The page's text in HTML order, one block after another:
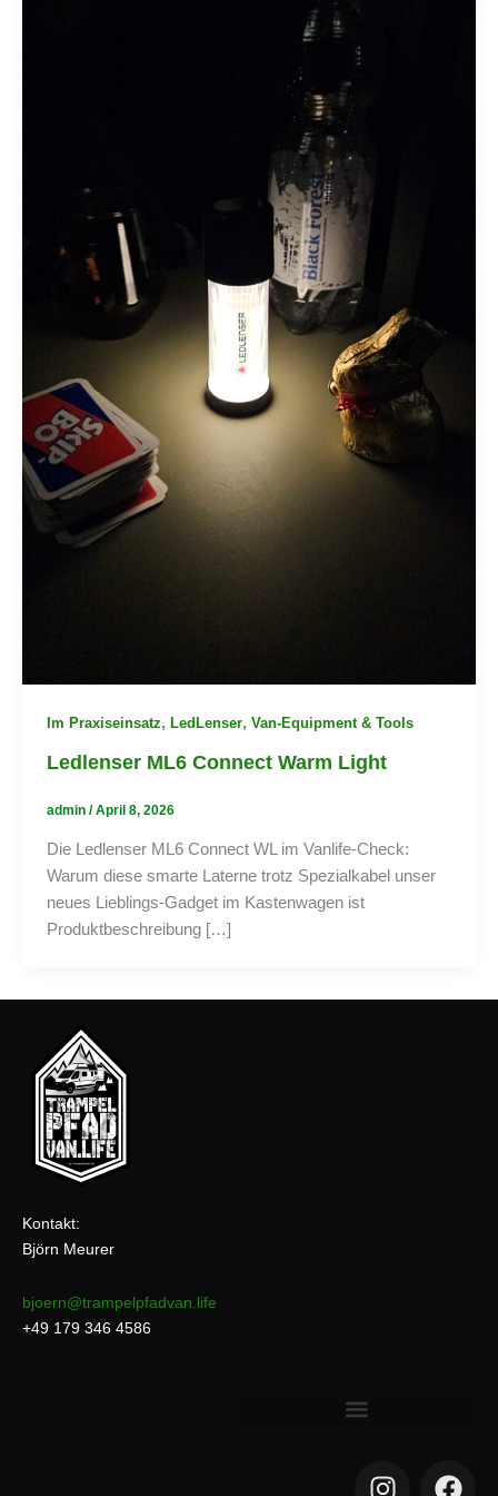
Im Praxiseinsatz, LedLenser, Van-Equipment & Tools
Ledlenser ML6 Connect Warm Light
admin /April 8, 2026
Die Ledlenser ML6 Connect WL im Vanlife-Check:
Warum diese smarte Laterne trotz Spezialkabel unser
neues Lieblings-Gadget im Kastenwagen ist
Produktbeschreibung […]
Kontakt:
Björn Meurer
bjoern@trampelpfadvan.life
+49 179 346 4586
I
F